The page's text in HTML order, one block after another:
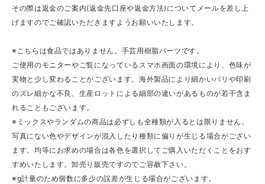
その際は返金のご案内(返金先口座や返金方法)についてメールを差し上
げますのでご確認いただきますようお願いいたします。
※こちらは食品ではありません。手芸用樹脂パーツです。
ご使用のモニターやご覧になっているスマホ画面の環境により、色味が
実物と少し変わることがございます。海外製品により細かいバリや印刷
のズレ細かな不良、生産ロットによる細部の違いがあるものが若干含ま
れることもございます。
※ミックスやランダムの商品は必ずしも全種類が入るとは限りません。
写真にない色やデザインが混入したり種類に偏りが生じる場合がござい
ます。均等にお求めの場合は各色を選択してご購入いただくことをおす
すめいたします。卸売り販売ですのでご容赦下さい。
※g計量のため個数に多少の誤差が生じる場合がございます。